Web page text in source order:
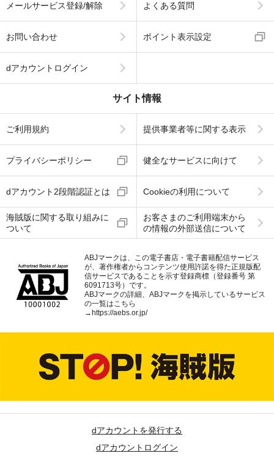
メールサービス登録/解除 よくある質問
お問い合わせ ポイント表示設定
dアカウントログイン
サイト情報
ご利用規約 提供事業者等に関する表示
プライバシーポリシー 健全なサービスに向けて
dアカウント2段階認証とは Cookieの利用について
海賊版に関する取り組みに
ついて
お客さまのご利用端末から
の情報の外部送信について
ABJマークは、この電子書店・電子書籍配信サービス
が、著作権者からコンテンツ使用許諾を得た正規版配
信サービスであることを示す登録商標（登録番号 第
6091713号）です。
ABJマークの詳細、ABJマークを掲示しているサービス
の一覧はこちら
→ https://aebs.or.jp/
dアカウントを発行する
dアカウントログイン